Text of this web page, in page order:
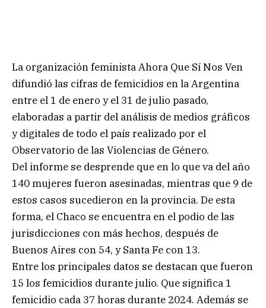
La organización feminista Ahora Que Sí Nos Ven
difundió las cifras de femicidios en la Argentina
entre el 1 de enero y el 31 de julio pasado,
elaboradas a partir del análisis de medios gráficos
y digitales de todo el país realizado por el
Observatorio de las Violencias de Género.
Del informe se desprende que en lo que va del año
140 mujeres fueron asesinadas, mientras que 9 de
estos casos sucedieron en la provincia. De esta
forma, el Chaco se encuentra en el podio de las
jurisdicciones con más hechos, después de
Buenos Aires con 54, y Santa Fe con 13.
Entre los principales datos se destacan que fueron
15 los femicidios durante julio. Que significa 1
femicidio cada 37 horas durante 2024. Además se